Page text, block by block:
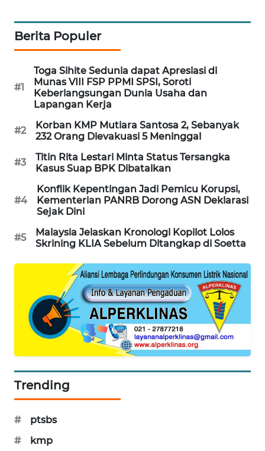
Berita Populer
#1
Toga Sihite Sedunia dapat Apresiasi di
Munas VIII FSP PPMI SPSI, Soroti
Keberlangsungan Dunia Usaha dan
Lapangan Kerja
#2
Korban KMP Mutiara Santosa 2, Sebanyak
232 Orang Dievakuasi 5 Meninggal
#3
Titin Rita Lestari Minta Status Tersangka
Kasus Suap BPK Dibatalkan
#4
Konflik Kepentingan Jadi Pemicu Korupsi,
Kementerian PANRB Dorong ASN Deklarasi
Sejak Dini
#5
Malaysia Jelaskan Kronologi Kopilot Lolos
Skrining KLIA Sebelum Ditangkap di Soetta
Trending
#
ptsbs
#
kmp
OTOMOTIF
HEALTH
WAHANA
DESA
WISATA
LAPAK
WAHANA
Wahana
KONSUMEN
MASYARAKAT
KELISTRIKAN
WALINKI
ID
MAWAKA
ID
MARTABAT